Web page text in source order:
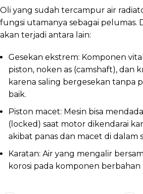
Oli yang sudah tercampur air
fungsi utamanya sebagai pelumas.
akan terjadi antara lain:
Gesekan ekstrem: Komponen
piston, noken as (camshaft), dan
karena saling bergesekan tanpa
baik.
Piston macet: Mesin bisa
(locked) saat motor dikendarai
akibat panas dan macet di dalam
Karatan: Air yang mengalir
korosi pada komponen berbahan